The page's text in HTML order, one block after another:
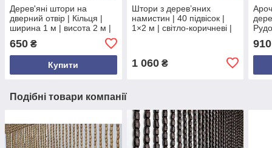
Дерев'яні штори на
дверний отвір | Кільця |
ширина 1 м | висота 2 м |
різнокольорові
650 ₴
Купити
Штори з дерев’яних
намистин | 40 підвісок |
1×2 м | світло-коричневі |
1 060₴
910
Подібні товари компанії